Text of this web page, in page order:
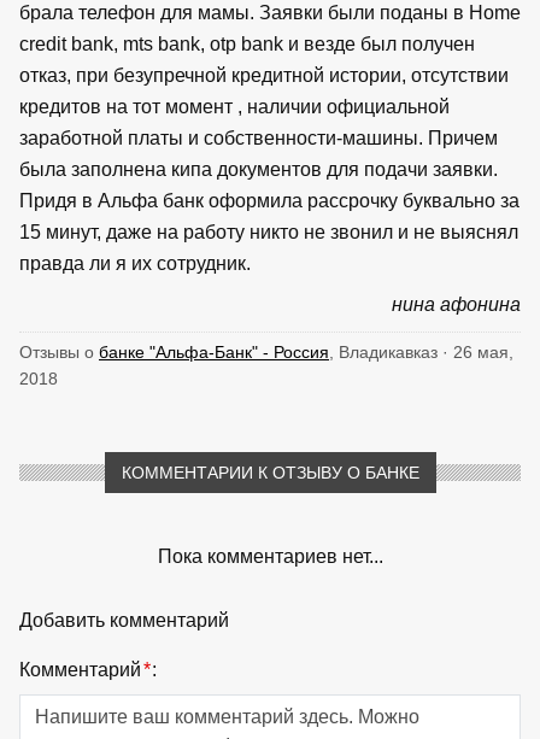
брала телефон для мамы. Заявки были поданы в Home
credit bank, mts bank, otp bank и везде был получен
отказ, при безупречной кредитной истории, отсутствии
кредитов на тот момент , наличии официальной
заработной платы и собственности-машины. Причем
была заполнена кипа документов для подачи заявки.
Придя в Альфа банк оформила рассрочку буквально за
15 минут, даже на работу никто не звонил и не выяснял
правда ли я их сотрудник.
нина афонина
Отзывы о банке "Альфа-Банк" - Россия , Владикавказ · 26 мая,
2018
КОММЕНТАРИИ К ОТЗЫВУ О БАНКЕ
Пока комментариев нет...
Добавить комментарий
Комментарий*: